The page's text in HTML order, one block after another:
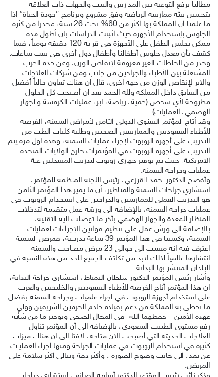
مطالباً برفع التوعية بين المدارس والبيت والجهات ذات العلاقة
بتحسين بيئة ممارسة الرياضة وفق مشروع وبرنامج “جودة الحياة” اذا
ما علمنا ان المملكة بها اكثر من 60% تحت 26 سنة، محذرا من كثرة
الجلوس بإستخدام الأجهزة حيث اثبتت الدراسات بان أطول مدة
ممكن يجلس الطفل على الأجهزة هي قرابة 120 دقيقة يومياً، فيما
كشف بأن معدل جلوس أطفالنا وأطفال دول أخرى هي ست ساعات.
وحذر من الخلطات الغير معروفة لإنقاص الوزن، وعن حدة الحرب
المشتعلة بين الأطباء والجراحين من جانب ومن شركات العلاجات
والابر لإنقاص الوزن من جهة اخرى، قال ان هناك تعاون حالياً أفضل
من السابق داخل المملكة ولله الحمد بعد ان أصبحت كل الحلول
مطروحة لأي شخص (حمية، رياضة، ابر، عمليات الكرمشة والجهاز
الهضمي، العمليات).
وقد أتاح المؤتمر السنوي الدولي الثامن لأمراض السمنة، الفرصة
للأطباء السعوديين والممارسين الصحيين وطلبة كليات الطب من
التدريب على أجهزة الروبوت لإجراء عمليات السمنة، وهذه اول مرة يتم
التدريب على أجهزة الروبوت في المؤتمرات خارج الولايات المتحدة
الامريكية، حيث تم توفير جهازي روبوت لتدريب المسجلين علة
عمليات وجراحة السمنة.
وأفصح الدكتور احمد القرزعي، رئيس اللجنة المنظمة للمؤتمر،
استشاري جراحات السمنة والمناظير، أن ما يميز هذا المؤتمر الثامن
هو التدريب العملي للممارسين والجراحين على استخدام الروبوت في
عمليات جراحة السمنة، بالإضافة الى ورشة عمل متقدمة لتدخلات
المنظار للمعدة والجهاز الهضمي بأخر ما توصلت اليه التقنية،
بالإضافة الى ورش عمل على تنظيم قوانين الإجراءات لعمليات
السمنة، وكسبنا في هذا المؤتمر 39 ساعة تدريبية، فمرض السمنة
اعترف فيه انه مسبب الى حوالي 23 مرض مصاحب والسمنة
انتشارها عالمياً لذلك لابد من تكاتف الجميع للحد من هذه النسبة في
البلدان المنتشر بها البدانة.
وأشار رئيس المؤتمر الدكتور سلطان التمياط، استشاري جراحة البدانة،
ان هذا المؤتمر أتاح الفرصة للأطباء السعوديين والخليجيين والعرب
على استخدام أجهزة الروبوت في اجراء علميات وجراحة السمنة بفضل
ما تحظى به المملكة من دعم بقيادة خادم الحرمين الشريفين وولي
عهده الأمين – حفظهما الله- في المجال الصحي وتوفير ما من شأنه
رفع مستوى الطبيب السعودي، بالإضافة الى أن المؤتمر تناول
العلاجات الحديثة التي أصبحت الان متاحة، لافتا الى ان هناك ميزات
كثيرة في استخدام الروبوت في عمليات الجراحة ومنها اجراء العمليات
عن بعد، الى جانب وضوح الصورة ، وأكثر دقة وبتالي اكثر سلامة على
المريض.